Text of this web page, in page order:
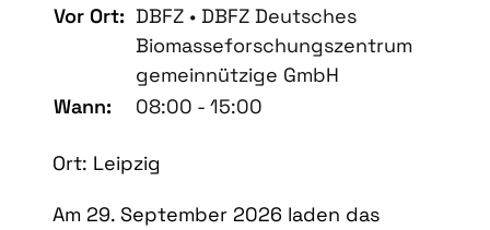
Vor Ort: DBFZ • DBFZ Deutsches
Biomasseforschungszentrum
gemeinnützige GmbH
Wann:
08:00 - 15:00
Ort: Leipzig
Am 29. September 2026 laden das